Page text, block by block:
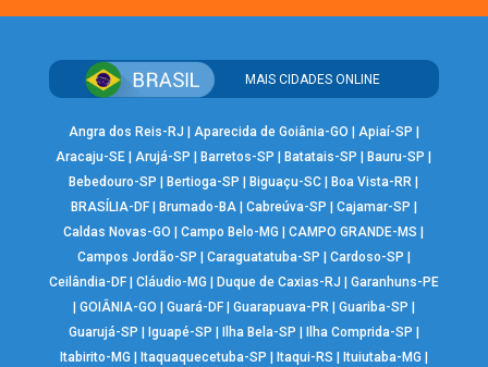
MAIS CIDADES ONLINE
Angra dos Reis-RJ Aparecida de Goiânia-GO Apiaí-SP
Aracaju-SE |Arujá-SP Barretos-SP Batatais-SP Bauru-SP
Bebedouro-SP
Bertioga-SP Biguaçu-SC Boa Vista-RR
BRASÍLIA-DF| Brumado-BA| Cabreúva-SP Cajamar-SP
Caldas Novas-GO
|Campo Belo-MG |CAMPO GRANDE-MS
Campos Jordão-SP
Caraguatatuba-SP Cardoso-SP
Ceilândia-DF| Cláudio-MG Duque de Caxias-RJ
Garanhuns-PE
GOIÂNIA-GO Guará-DF| Guarapuava-PR| Guariba-SP
Guarujá-SP
Iguapé-SP Ilha Bela-SP Ilha Comprida-SP
Itabirito-MG
Itaquaquecetuba-SP Itaqui-RS Ituiutaba-MG